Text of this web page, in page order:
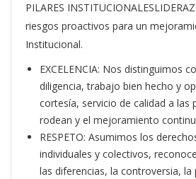
PILARES
riesgos proactivos para un
Institucional.
EXCELENCIA: Nos distinguimos
diligencia, trabajo bien hecho y
cortesía, servicio de calidad a las
rodean y el mejoramiento
RESPETO: Asumimos los
individuales y colectivos,
las diferencias, la controversia, la